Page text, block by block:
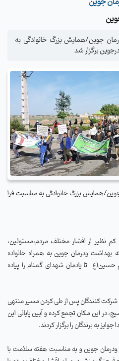
جوین/همایش بزرگ خانوادگی به
برگزار شد
همایش بزرگ خانوادگی به مناسبت فرا
نظیر از اقشار مختلف مردم،مسئولین،
بهداشت ودرمان جوین به همراه خانواده
حسین(ع تا یادمان شهدای گمنام را پیاده
ساعت30/8 صبح آغاز و شرکت کنندگان پس از طی کردن مسیر منتهی
در این مکان تجمع کرده و آیین پایانی این
به برندگان را برگزار کردند.
جوین و به مناسبت هفته سلامت با